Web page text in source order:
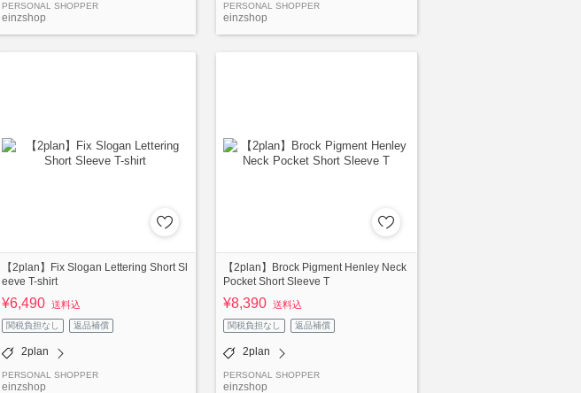
PERSONAL SHOPPER
einzshop
PERSONAL SHOPPER
einzshop
【2plan】Fix Slogan Lettering Short Sl
eeve T-shirt
¥6,490 送料込
関税負担なし 返品補償
2plan
PERSONAL SHOPPER
einzshop
【2plan】Brock Pigment Henley Neck
Pocket Short Sleeve T
¥8,390 送料込
関税負担なし 返品補償
2plan
PERSONAL SHOPPER
einzshop